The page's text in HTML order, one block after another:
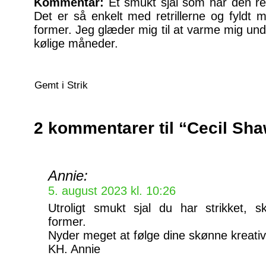
Det er så enkelt med retrillerne og fyldt
former. Jeg glæder mig til at varme mig
kølige måneder.
Gemt i Strik
2 kommentarer til “Cecil
Annie:
5. august 2023 kl. 10:26
Utroligt smukt sjal du har strikket,
former.
Nyder meget at følge dine skønne
KH. Annie